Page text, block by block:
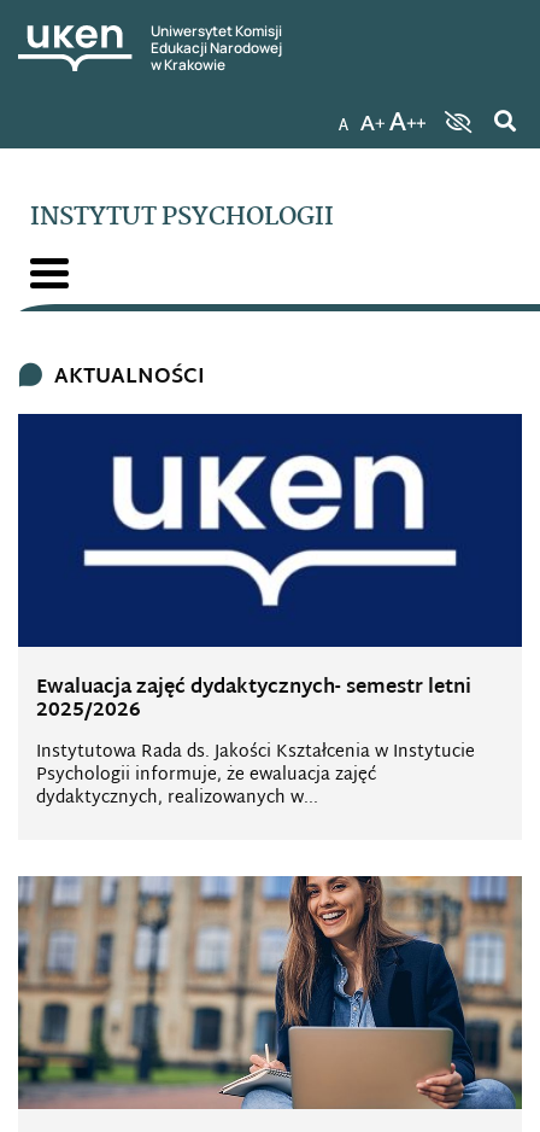
Uniwersytet Komisji
Edukacji Narodowej
w Krakowie
INSTYTUT PSYCHOLOGII
AKTUALNOŚCI
Ewaluacja zajęć dydaktycznych- semestr letni
2025/2026
Instytutowa Rada ds. Jakości Kształcenia w Instytucie
Psychologii informuje, że ewaluacja zajęć
dydaktycznych, realizowanych w...